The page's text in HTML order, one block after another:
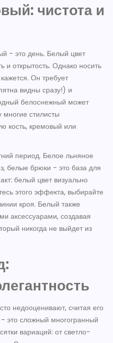
чистота и
- это день. Белый цвет
и открытость. Однако носить
Он требует
видны сразу!) и
белоснежный может
стилисты
кость, кремовый или
период. Белое льняное
белые брюки - это база для
белый цвет визуально
этого эффекта, выбирайте
кроя. Белый также
аксессуарами, создавая
никогда не выйдет из
недооценивают, считая его
это сложный многогранный
вариаций: от светло-